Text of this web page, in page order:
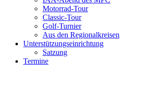
Motorrad-Tour
Classic-Tour
Golf-Turnier
Aus den Regionalkreisen
Unterstützungseinrichtung
Satzung
Termine